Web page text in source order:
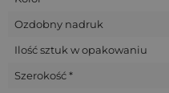
Ozdobny nadruk
Ilość sztuk w opakowaniu
Szerokość *